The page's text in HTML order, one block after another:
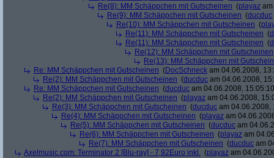
Re(8): MM Schäppchen mit Gutscheinen (playaz
Re(9): MM Schäppchen mit Gutscheinen (ducduc
Re(10): MM Schäppchen mit Gutscheinen (
Re(11): MM Schäppchen mit Gutscheinen (
Re(11): MM Schäppchen mit Gutscheinen (
Re(12): MM Schäppchen mit Gutscheinen
Re(13): MM Schäppchen mit
Re: MM Schäppchen mit Gutscheinen (DocSchneck am 04.06.2008,
Re(2): MM Schäppchen mit Gutscheinen (ducduc am 04.06.2008,
Re: MM Schäppchen mit Gutscheinen (ducduc am 04.06.2008,
Re(2): MM Schäppchen mit Gutscheinen (playaz am 04.06.2008,
Re(3): MM Schäppchen mit Gutscheinen (ducduc am 04.06.2008,
Re(4): MM Schäppchen mit Gutscheinen (playaz am
Re(5): MM Schäppchen mit Gutscheinen (ducduc am
Re(6): MM Schäppchen mit Gutscheinen (playaz am
Re(7): MM Schäppchen mit Gutscheinen (ducduc am
Axelmusic.com: Terminator 2 [Blu-ray] - 7,92Euro inkl. (playaz am